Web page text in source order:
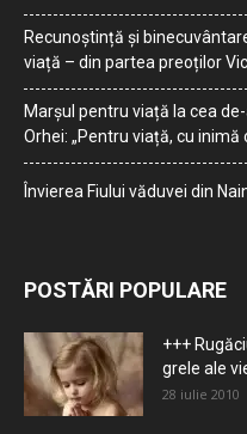
Recunoștință și
viață – din partea preoților
Marșul pentru viață la cea
Orhei: „Pentru viață, cu inimă
Învierea Fiului văduvei din
POSTĂRI POPULARE
+++
grele ale
28 iulie 2010